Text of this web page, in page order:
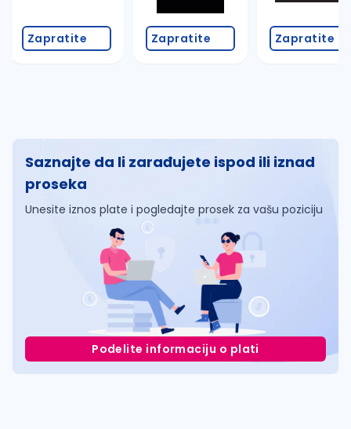
Zapratite Zapratite Zapratite
Saznajte da li zarađujete ispod ili iznad
proseka
Unesite iznos plate i pogledajte prosek za vašu poziciju
Podelite informaciju o plati